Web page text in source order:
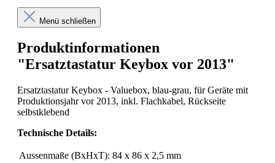
Menü schließen
Produktinformationen
"Ersatztastatur Keybox vor 2013"
Ersatztastatur Keybox - Valuebox, blau-grau, für Geräte mit
Produktionsjahr vor 2013, inkl. Flachkabel, Rückseite
selbstklebend
Technische Details:
Aussenmaße (BxHxT): 84 x 86 x 2,5 mm